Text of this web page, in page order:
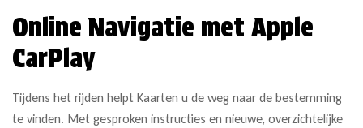
Online Navigatie met Apple
CarPlay
Tijdens het rijden helpt Kaarten u de weg naar de bestemming
te vinden. Met gesproken instructies en nieuwe, overzichtelijke